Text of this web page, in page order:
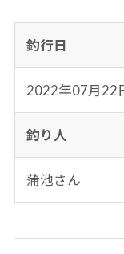
釣行日
2022年07月22
釣り人
蒲池さん